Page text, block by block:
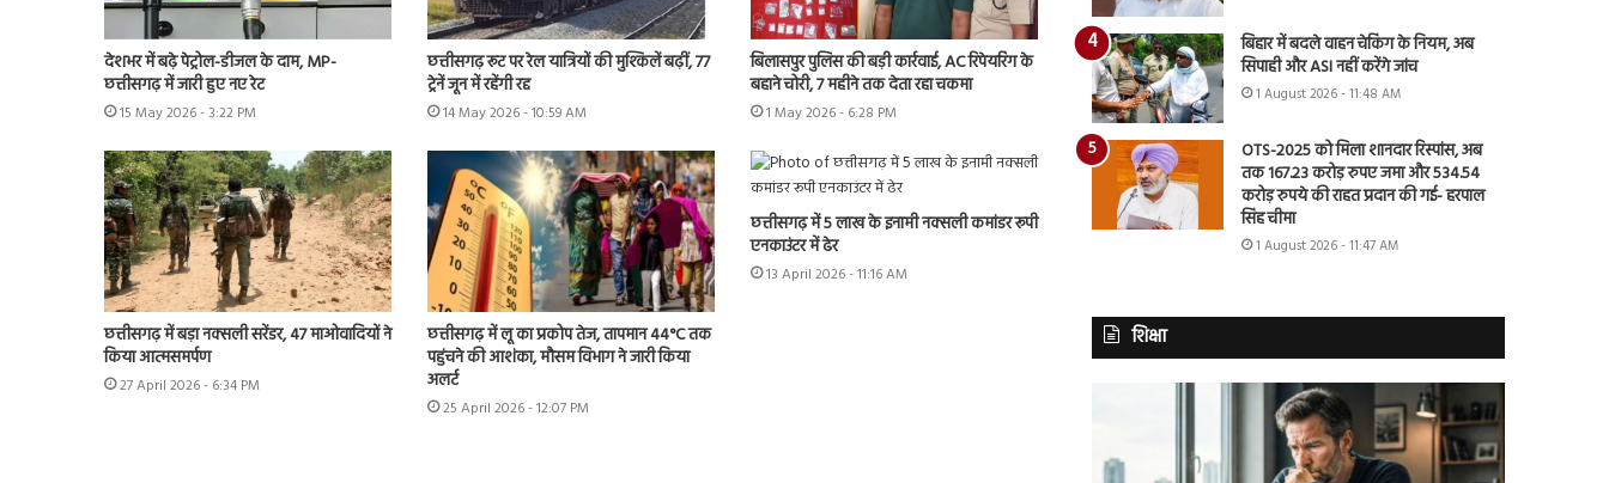
देशभर में बढ़े पेट्रोल-डीजल के दाम, MP-
छत्तीसगढ़ में जारी हुए नए रेट
15 May 2026 - 3:22 PM
छत्तीसगढ़ रूट पर रेल यात्रियों की मुश्किलें बढ़ीं, 77
ट्रेनें जून में रहेंगी रद्द
14 May 2026 - 10:59 AM
बिलासपुर पुलिस की बड़ी कार्रवाई, AC रिपेयरिंग के
बहाने चोरी, 7 महीने तक देता रहा चकमा
1 May 2026 - 6:28 PM
छत्तीसगढ़ में बड़ा नक्सली सरेंडर, 47 माओवादियों ने
किया आत्मसमर्पण
27 April 2026 - 6:34 PM
छत्तीसगढ़ में लू का प्रकोप तेज, तापमान 44°C तक
पहुंचने की आशंका, मौसम विभाग ने जारी किया
अलर्ट
25 April 2026 - 12:07 PM
छत्तीसगढ़ में 5 लाख के इनामी नक्सली कमांडर रूपी
एनकाउंटर में ढेर
13 April 2026 - 11:16 AM
बिहार में बदले वाहन चेकिंग के नियम, अब
सिपाही और ASI नहीं करेंगे जांच
1 August 2026 - 11:48 AM
OTS-2025 को मिला शानदार रिस्पांस, अब
तक 167.23 करोड़ रुपए जमा और 534.54
करोड़ रुपये की राहत प्रदान की गई- हरपाल
सिंह चीमा
1 August 2026 - 11:47 AM
शिक्षा